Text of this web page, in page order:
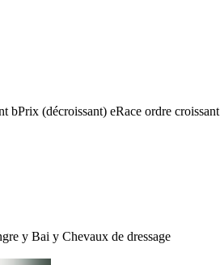
bPrix (décroissant) eRace ordre croissant
y Bai y Chevaux de dressage